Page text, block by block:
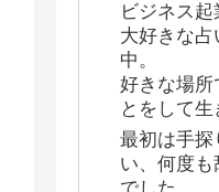
ビジネス起
大好きな
中。
好きな場所
とをして生
最初は手探
い、何度も
でした。